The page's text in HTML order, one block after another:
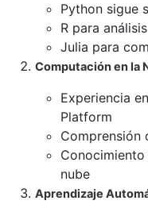
Python sigue
R para
Julia para
Computación en la
Experiencia
Platform
Comprensión
nube
Aprendizaje